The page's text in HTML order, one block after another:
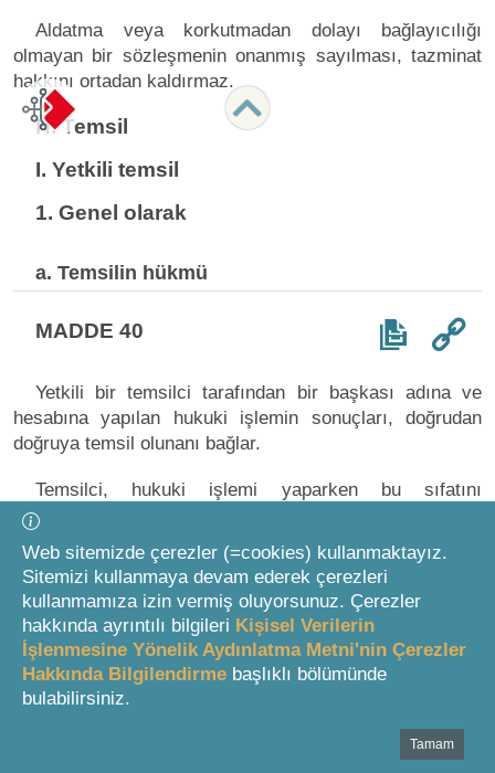
Aldatma veya korkutmadan dolayı bağlayıcılığı
olmayan bir sözleşmenin onanmış sayılması, tazminat
hakkını ortadan kaldırmaz.
H. Temsil
I. Yetkili temsil
1. Genel olarak
a. Temsilin hükmü
MADDE 40
Yetkili bir temsilci tarafından bir başkası adına ve
hesabına yapılan hukuki işlemin sonuçları, doğrudan
doğruya temsil olunanı bağlar.
Temsilci, hukuki işlemi yaparken bu sıfatını
bildirmezse, hukuki işlemin sonuçları kendisine ait olur.
Ancak, karşı taraf bir temsil ilişkisinin varlığını
durumdan çıkarıyor veya çıkarması gerekiyor ya da
hukuki işlemi temsilci veya temsil olunandan biri ile
yapması farksız ise, hukuki işlemin sonuçları doğrudan
doğruya temsil olunana ait olur.
Diğer durumlarda alacağın devri veya borcun
Web sitemizde çerezler (=cookies) kullanmaktayız.
Sitemizi kullanmaya devam ederek çerezleri
kullanmamıza izin vermiş oluyorsunuz. Çerezler
hakkında ayrıntılı bilgileri Kişisel Verilerin
İşlenmesine Yönelik Aydınlatma Metni'nin Çerezler
Hakkında Bilgilendirme başlıklı bölümünde
bulabilirsiniz.
Tamam